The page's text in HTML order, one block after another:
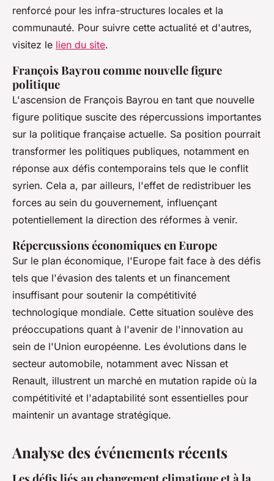
renforcé pour les infra-structures locales et la
communauté. Pour suivre cette actualité et d'autres,
visitez le lien du site.
François Bayrou comme nouvelle figure
politique
L'ascension de François Bayrou en tant que nouvelle
figure politique suscite des répercussions importantes
sur la politique française actuelle. Sa position pourrait
transformer les politiques publiques, notamment en
réponse aux défis contemporains tels que le conflit
syrien. Cela a, par ailleurs, l'effet de redistribuer les
forces au sein du gouvernement, influençant
potentiellement la direction des réformes à venir.
Répercussions économiques en Europe
Sur le plan économique, l'Europe fait face à des défis
tels que l'évasion des talents et un financement
insuffisant pour soutenir la compétitivité
technologique mondiale. Cette situation soulève des
préoccupations quant à l'avenir de l'innovation au
sein de l'Union européenne. Les évolutions dans le
secteur automobile, notamment avec Nissan et
Renault, illustrent un marché en mutation rapide où la
compétitivité et l'adaptabilité sont essentielles pour
maintenir un avantage stratégique.
Analyse des événements récents